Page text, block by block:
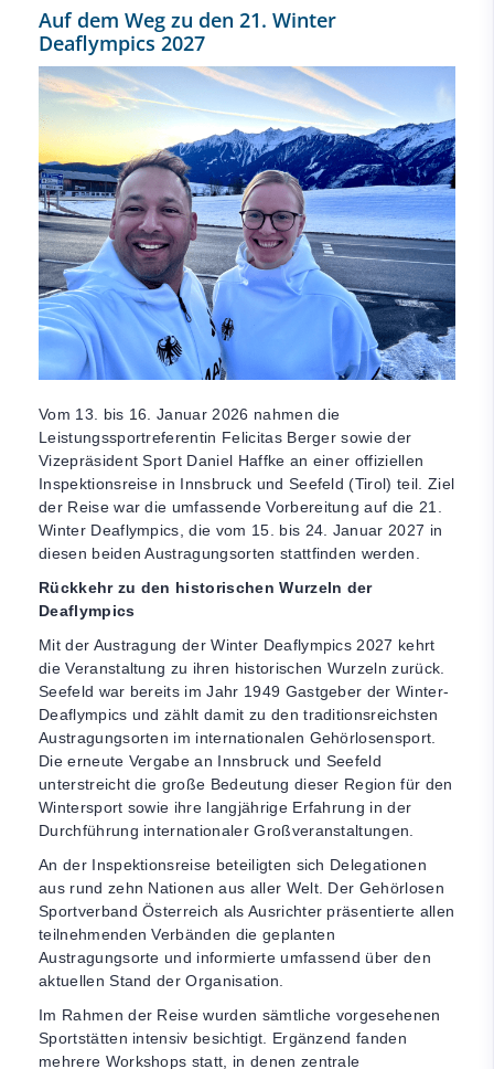
Auf dem Weg zu den 21. Winter
Deaflympics 2027
Vom 13. bis 16. Januar 2026 nahmen die
Leistungssportreferentin Felicitas Berger sowie der
Vizepräsident Sport Daniel Haffke an einer offiziellen
Inspektionsreise in Innsbruck und Seefeld (Tirol) teil. Ziel
der Reise war die umfassende Vorbereitung auf die 21.
Winter Deaflympics, die vom 15. bis 24. Januar 2027 in
diesen beiden Austragungsorten stattfinden werden.
Rückkehr zu den historischen Wurzeln der
Deaflympics
Mit der Austragung der Winter Deaflympics 2027 kehrt
die Veranstaltung zu ihren historischen Wurzeln zurück.
Seefeld war bereits im Jahr 1949 Gastgeber der Winter-
Deaflympics und zählt damit zu den traditionsreichsten
Austragungsorten im internationalen Gehörlosensport.
Die erneute Vergabe an Innsbruck und Seefeld
unterstreicht die große Bedeutung dieser Region für den
Wintersport sowie ihre langjährige Erfahrung in der
Durchführung internationaler Großveranstaltungen.
An der Inspektionsreise beteiligten sich Delegationen
aus rund zehn Nationen aus aller Welt. Der Gehörlosen
Sportverband Österreich als Ausrichter präsentierte allen
teilnehmenden Verbänden die geplanten
Austragungsorte und informierte umfassend über den
aktuellen Stand der Organisation.
Im Rahmen der Reise wurden sämtliche vorgesehenen
Sportstätten intensiv besichtigt. Ergänzend fanden
mehrere Workshops statt, in denen zentrale